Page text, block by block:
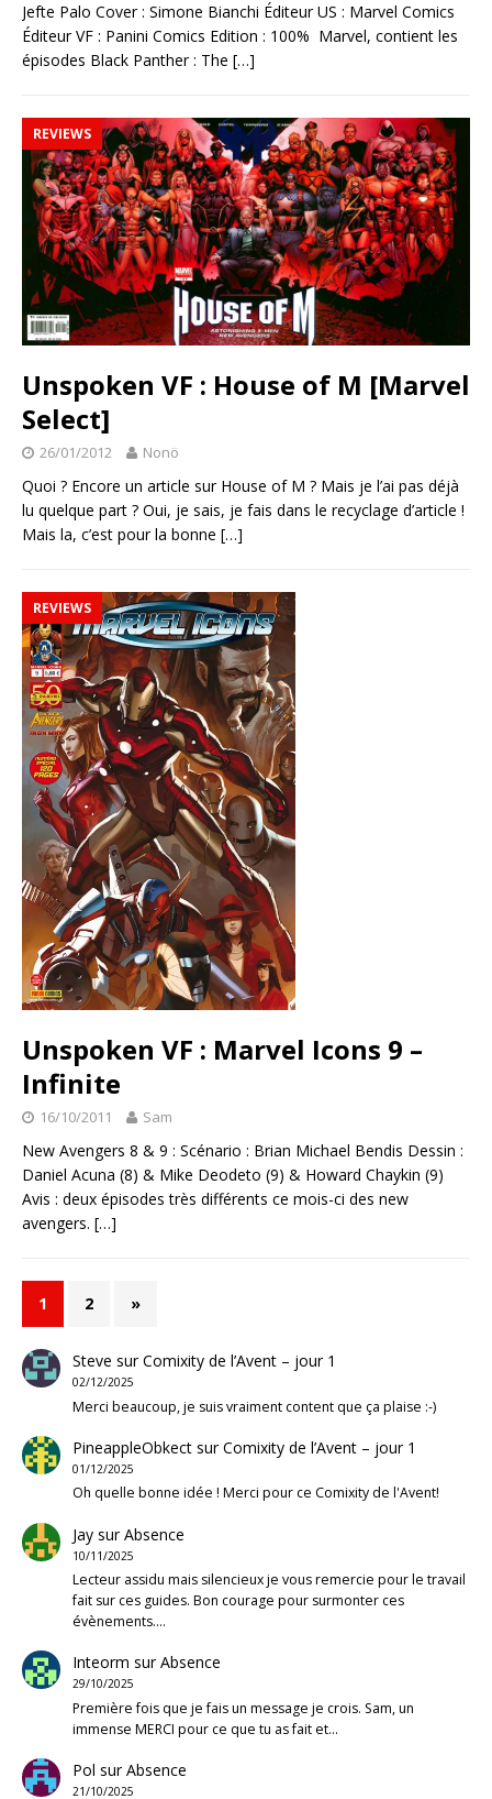
Jefte Palo Cover : Simone Bianchi Éditeur US : Marvel Comics
Éditeur VF : Panini Comics Edition : 100% Marvel, contient les
épisodes Black Panther : The […]
REVIEWS
Unspoken VF : House of M [Marvel
Select]
26/01/2012 Nonö
Quoi ? Encore un article sur House of M ? Mais je l’ai pas déjà
lu quelque part ? Oui, je sais, je fais dans le recyclage d’article !
Mais la, c’est pour la bonne […]
REVIEWS
Unspoken VF : Marvel Icons 9 –
Infinite
16/10/2011 Sam
New Avengers 8 & 9 : Scénario : Brian Michael Bendis Dessin :
Daniel Acuna (8) & Mike Deodeto (9) & Howard Chaykin (9)
Avis : deux épisodes très différents ce mois-ci des new
avengers. […]
1 2 »
Steve surComixity de l’Avent – jour 1
02/12/2025
Merci beaucoup, je suis vraiment content que ça plaise :-)
PineappleObkectsurComixity de l’Avent – jour 1
01/12/2025
Oh quelle bonne idée ! Merci pour ce Comixity de l'Avent!
JaysurAbsence
10/11/2025
Lecteur assidu mais silencieux je vous remercie pour le travail
fait sur ces guides. Bon courage pour surmonter ces
évènements.…
Inteorm surAbsence
29/10/2025
Première fois que je fais un message je crois. Sam, un
immense MERCI pour ce que tu as fait et…
Pol surAbsence
21/10/2025